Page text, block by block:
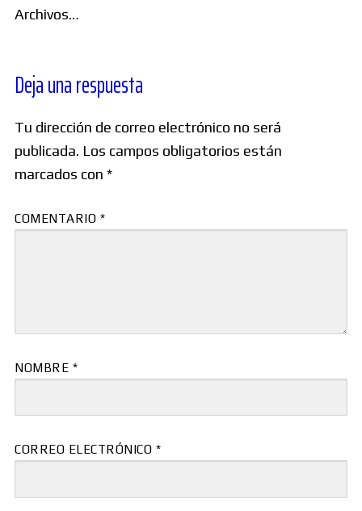
Archivos…
Deja una respuesta
Tu dirección de correo electrónico no será
publicada. Los campos obligatorios están
marcados con *
COMENTARIO *
NOMBRE *
CORREO ELECTRÓNICO *